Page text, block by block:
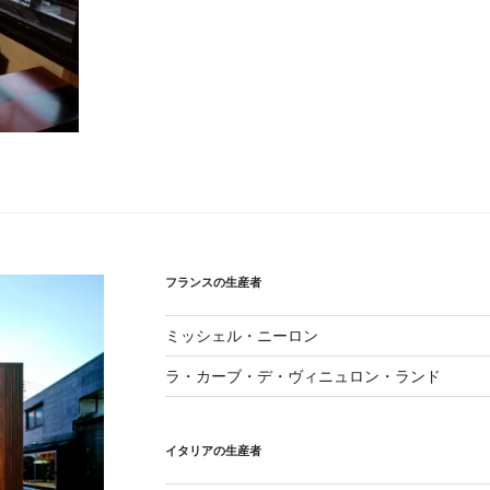
フランスの生産者
ミッシェル・ニーロン
ラ・カーブ・デ・ヴィニュロン・ランド
イタリアの生産者